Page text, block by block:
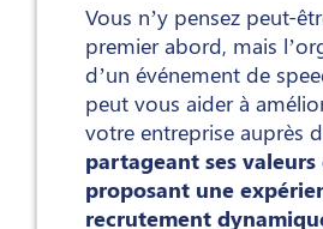
Vous n’y pensez peut-
premier abord, mais
d’un événement de
peut vous aider à
votre entreprise auprès
partageant ses valeurs
proposant une
recrutement